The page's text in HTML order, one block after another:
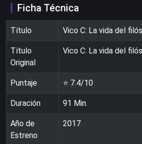
Ficha Técnica
Título Vico C: La vida del
Título
Original
Vico C: La vida del
Puntaje ⭐ 7.4/10
Duración 91 Min.
Año de
Estreno
2017